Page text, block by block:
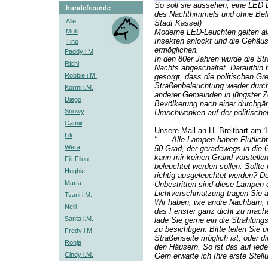
hundefreunde
Alle
Molli
Tino
Paddy i.M
Richi
Robbie i.M.
Kormi i.M.
Diego
Snowy
Camiii
Lili
Wera
Fili-Filou
Hughie
Marta
Tsani i.M.
Nelli
Santa i.M.
Fredy i.M.
Ronja
Cindy i.M.
So soll sie aussehen, eine LED
des Nachthimmels und ohne
Stadt Kassel)
Moderne LED-Leuchten gelten
Insekten anlockt und die
ermöglichen.
In den 80er Jahren wurde die
Nachts abgeschaltet. Daraufhin
gesorgt, dass die politischen
Straßenbeleuchtung wieder
anderer Gemeinden in jüngster
Bevölkerung nach einer
Umschwenken auf der
Unsere Mail an H. Breitbart am
"..... Alle Lampen haben
50 Grad, der geradewegs in die
kann mir keinen Grund
beleuchtet werden sollen. Sollte
richtig ausgeleuchtet werden?
Unbestritten sind diese Lampen
Lichtverschmutzung tragen Sie
Wir haben, wie andre
das Fenster ganz dicht zu
lade Sie gerne ein die
zu besichtigen. Bitte teilen Sie
Straßenseite möglich ist, oder
den Häusern. So ist das auf
Gern erwarte ich Ihre erste